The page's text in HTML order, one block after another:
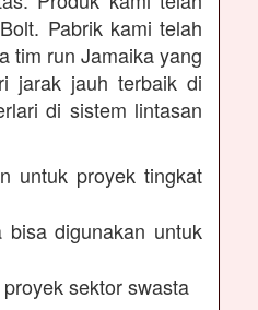
Pabrik kami telah
tim run Jamaika yang
jarak jauh terbaik di
di sistem lintasan
untuk proyek tingkat
digunakan untuk
sektor swasta